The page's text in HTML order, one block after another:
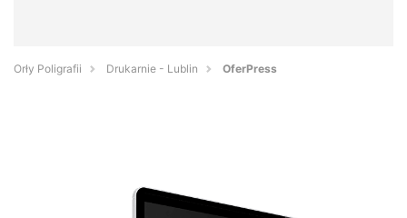
Orły Poligrafii Drukarnie - Lublin OferPress